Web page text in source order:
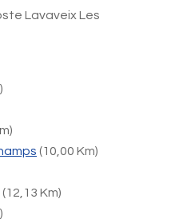
Lavaveix Les
(10,00 Km)
(12,13 Km)